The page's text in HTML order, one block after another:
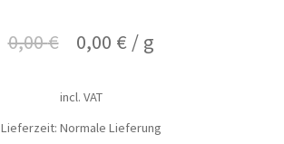
0,00€ 0,00 € / g
incl. VAT
Lieferzeit: Normale Lieferung